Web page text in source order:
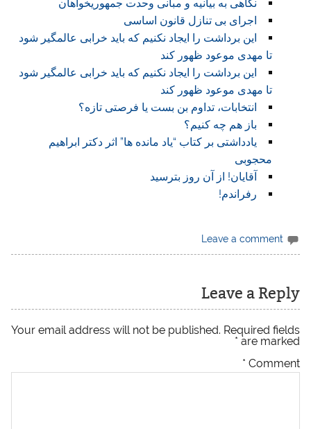
نگاهی به بیانیه و مبانی وحدت جمهوریخواهان
اجرای بی تنازل قانون اساسی
این برداشت را ایجاد نکنیم که باید خرابی عالمگیر شود
تا مهدی موعود ظهور کند
این برداشت را ایجاد نکنیم که باید خرابی عالمگیر شود
تا مهدی موعود ظهور کند
انتخابات، تداوم بن بست یا فرصتی تازه؟
باز هم چه کنیم؟
یادداشتی بر کتاب “یاد مانده ها” اثر دکتر ابراهیم
محجوبی
آقایان! از آن روز بترسید
رفراندم!
Leave a comment
Leave a Reply
Your email address will not be published. Required fields
are marked
*
Comment
*